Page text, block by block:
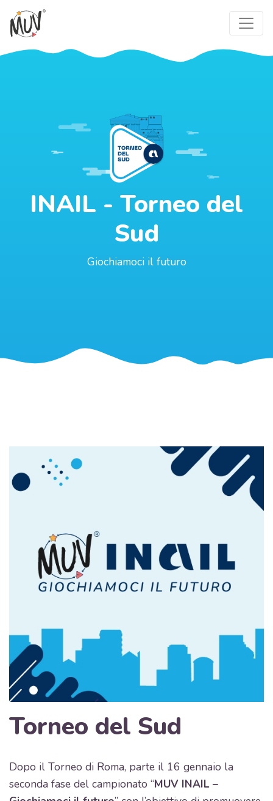
INAIL - Torneo del
Sud
Giochiamoci il futuro
Torneo del Sud
Dopo il Torneo di Roma, parte il 16 gennaio la
seconda fase del campionato “MUV INAIL –